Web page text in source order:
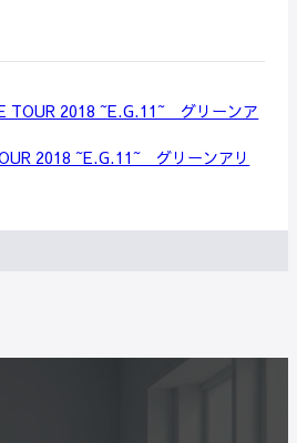
2018 ~E.G.11~ グリーンア
2018 ~E.G.11~ グリーンアリ